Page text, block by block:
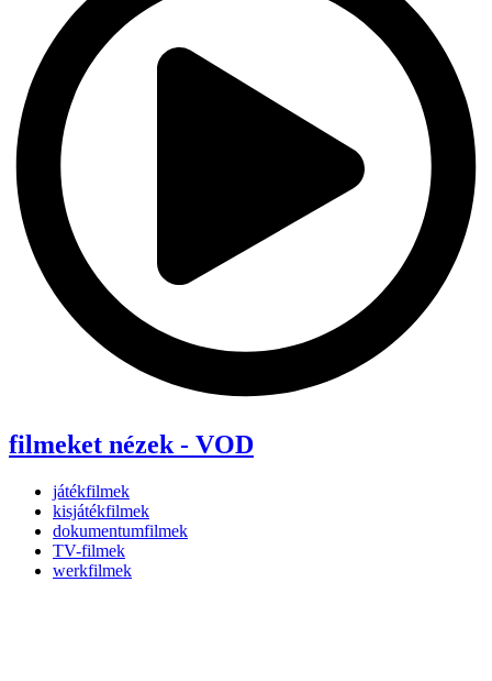
filmeket nézek - VOD
játékfilmek
kisjátékfilmek
dokumentumfilmek
TV-filmek
werkfilmek